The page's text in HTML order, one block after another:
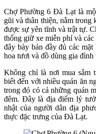
Chợ Phường 6 Đà Lạt là
gũi và thân thiện, nằm
được sự yên tĩnh và trật tự.
thống giữ xe miễn phí và
đây bày bán đầy đủ các
hoa tươi và đồ dùng gia
Không chỉ là nơi mua sắm
biết đến với nhiều quán ăn
trong đó có cả những quán
đêm. Đây là địa điểm lý
nhật của người dân địa
thực đặc trưng của Đà Lạt.